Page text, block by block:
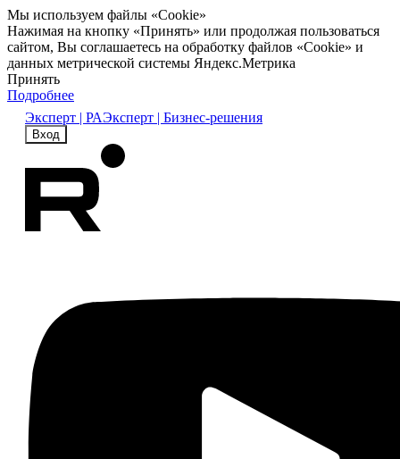
Мы используем файлы «Cookie»
Нажимая на кнопку «Принять» или продолжая пользоваться
сайтом, Вы соглашаетесь на обработку файлов «Cookie» и
данных метрической системы Яндекс.Метрика
Принять
Подробнее
Эксперт | РАЭксперт | Бизнес-решения
Вход